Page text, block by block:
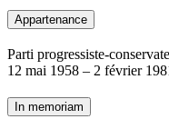
Appartenance
Parti progressiste-
12 mai 1958 – 2 février
In memoriam